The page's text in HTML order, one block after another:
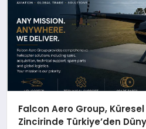
Falcon Aero Group,
Zincirinde Türkiye’den